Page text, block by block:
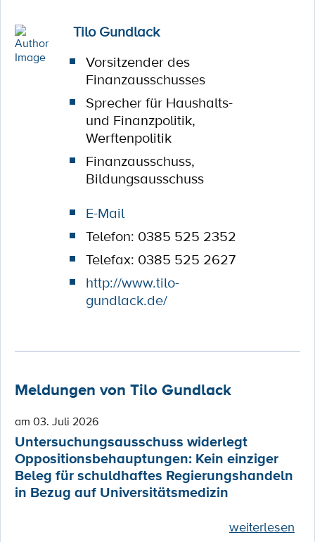
Tilo Gundlack
Vorsitzender des
Finanzausschusses
Sprecher für Haushalts-
und Finanzpolitik,
Werftenpolitik
Finanzausschuss,
Bildungsausschuss
E-Mail
Telefon: 0385 525 2352
Telefax: 0385 525 2627
http://www.tilo-
gundlack.de/
Meldungen von Tilo Gundlack
am 03. Juli 2026
Untersuchungsausschuss widerlegt
Oppositionsbehauptungen: Kein einziger
Beleg für schuldhaftes Regierungshandeln
in Bezug auf Universitätsmedizin
weiterlesen